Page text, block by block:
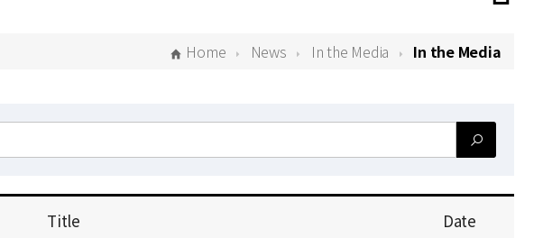
Home News In the Media In the Media
Title Date